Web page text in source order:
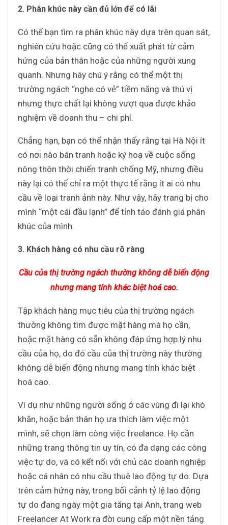
2. Phân khúc này cần đủ lớn để có lãi
Có thể bạn tìm ra phân khúc này dựa trên quan sát,
nghiên cứu hoặc cũng có thể xuất phát từ cảm
hứng của bản thân hoặc của những người xung
quanh. Nhưng hãy chú ý rằng có thể một thị
trường ngách “nghe có vẻ” tiềm năng và thú vị
nhưng thực chất lại không vượt qua được khảo
nghiệm về doanh thu – chi phí.
Chẳng hạn, bạn có thể nhận thấy rằng tại Hà Nội ít
có nơi nào bán tranh hoặc ký hoạ về cuộc sống
nông thôn thời chiến tranh chống Mỹ, nhưng điều
này lại có thể chỉ ra một thực tế rằng ít ai có nhu
cầu về loại tranh ảnh này. Như vậy, hãy trang bị cho
mình “một cái đầu lạnh” để tỉnh táo đánh giá phân
khúc của mình.
3. Khách hàng có nhu cầu rõ ràng
Cầu của thị trường ngách thường không dễ biến động
nhưng mang tính khác biệt hoá cao.
Tập khách hàng mục tiêu của thị trường ngách
thường không tìm được mặt hàng mà họ cần,
hoặc mặt hàng có sẵn không đáp ứng hợp lý nhu
cầu của họ, do đó cầu của thị trường này thường
không dễ biến động nhưng mang tính khác biệt
hoá cao.
Ví dụ như những người sống ở các vùng đi lại khó
khăn, hoặc bản thân họ ưa thích làm việc một
mình, sẽ chọn làm công việc freelance. Họ cần
những trang thông tin uy tín, có đa dạng các công
việc tự do, và có kết nối với chủ các doanh nghiệp
hoặc cá nhân có nhu cầu thuê lao động tự do. Dựa
trên cảm hứng này, trong bối cảnh tỷ lệ lao động
tự do đang ngày một gia tăng tại Anh, trang web
Freelancer At Work ra đời cung cấp một nền tảng